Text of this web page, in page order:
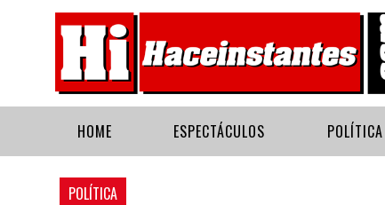
HOME ESPECTÁCULOS POLÍTICA
POLÍTICA